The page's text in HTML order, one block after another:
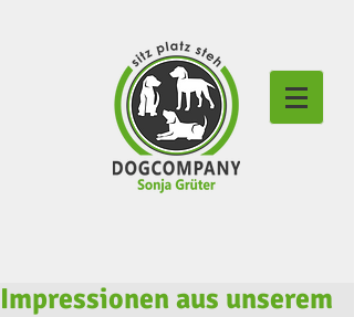
Impressionen aus unserem